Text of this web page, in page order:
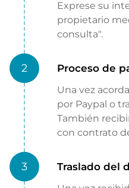
Exprese su
propietario
consulta".
2 Proceso de
Una vez
por Paypal o
También
con contrato
3 Traslado del